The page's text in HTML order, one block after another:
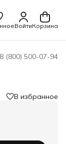
ВойтиКорзина
8 (800) 500-07-94
В избранное